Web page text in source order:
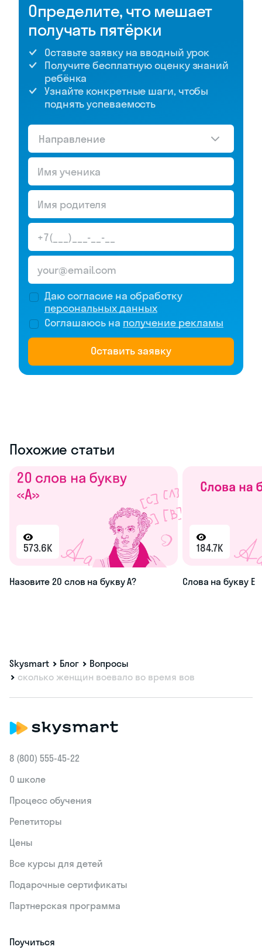
Определите, что мешает
получать пятёрки
Оставьте заявку на вводный урок
Получите бесплатную оценку знаний
ребёнка
Узнайте конкретные шаги, чтобы
поднять успеваемость
Направление
Даю согласие на обработку
персональных данных
Соглашаюсь на получение рекламы
Оставить заявку
Похожие статьи
573.6K
Назовите 20 слов на букву А?
184.7K
Слова на букву Е
Skysmart Блог
Вопросы
сколько женщин воевало во время вов
8 (800) 555‑45-22
О школе
Процесс обучения
Репетиторы
Цены
Все курсы для детей
Подарочные сертификаты
Партнерская программа
Поучиться